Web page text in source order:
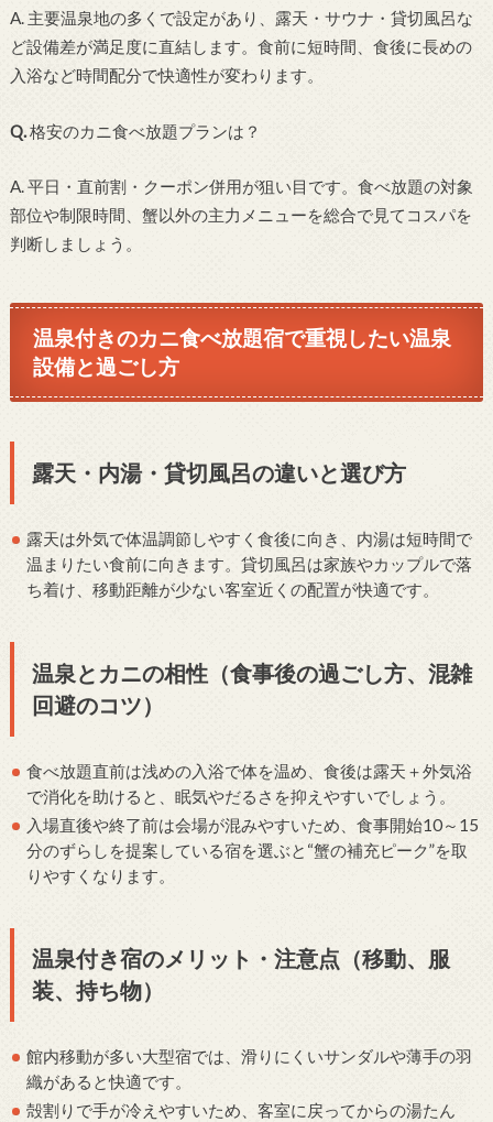
A. 主要温泉地の多くで設定があり、露天・サウナ・貸切風呂な
ど設備差が満足度に直結します。食前に短時間、食後に長めの
入浴など時間配分で快適性が変わります。
Q.格安のカニ食べ放題プランは？
A. 平日・直前割・クーポン併用が狙い目です。食べ放題の対象
部位や制限時間、蟹以外の主力メニューを総合で見てコスパを
判断しましょう。
温泉付きのカニ食べ放題宿で重視したい温泉
設備と過ごし方
露天・内湯・貸切風呂の違いと選び方
露天は外気で体温調節しやすく食後に向き、内湯は短時間で
温まりたい食前に向きます。貸切風呂は家族やカップルで落
ち着け、移動距離が少ない客室近くの配置が快適です。
温泉とカニの相性（食事後の過ごし方、混雑
回避のコツ）
食べ放題直前は浅めの入浴で体を温め、食後は露天＋外気浴
で消化を助けると、眠気やだるさを抑えやすいでしょう。
入場直後や終了前は会場が混みやすいため、食事開始10～15
分のずらしを提案している宿を選ぶと“蟹の補充ピーク”を取
りやすくなります。
温泉付き宿のメリット・注意点（移動、服
装、持ち物）
館内移動が多い大型宿では、滑りにくいサンダルや薄手の羽
織があると快適です。
殻割りで手が冷えやすいため、客室に戻ってからの湯たん